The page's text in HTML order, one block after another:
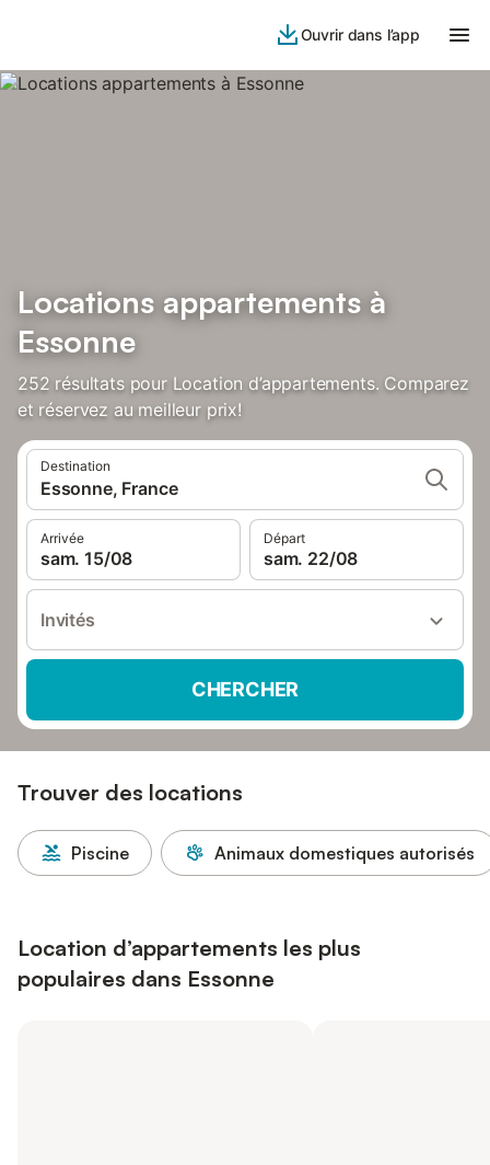
Ouvrir dans l’app
Locations appartements à
Essonne
252 résultats pour Location d’appartements. Comparez
et réservez au meilleur prix!
Destination
Essonne, France
Arrivée
sam. 15/08
Départ
sam. 22/08
Invités
CHERCHER
Trouver des locations
Piscine Animaux domestiques autorisés
Location d’appartements les plus
populaires dans Essonne